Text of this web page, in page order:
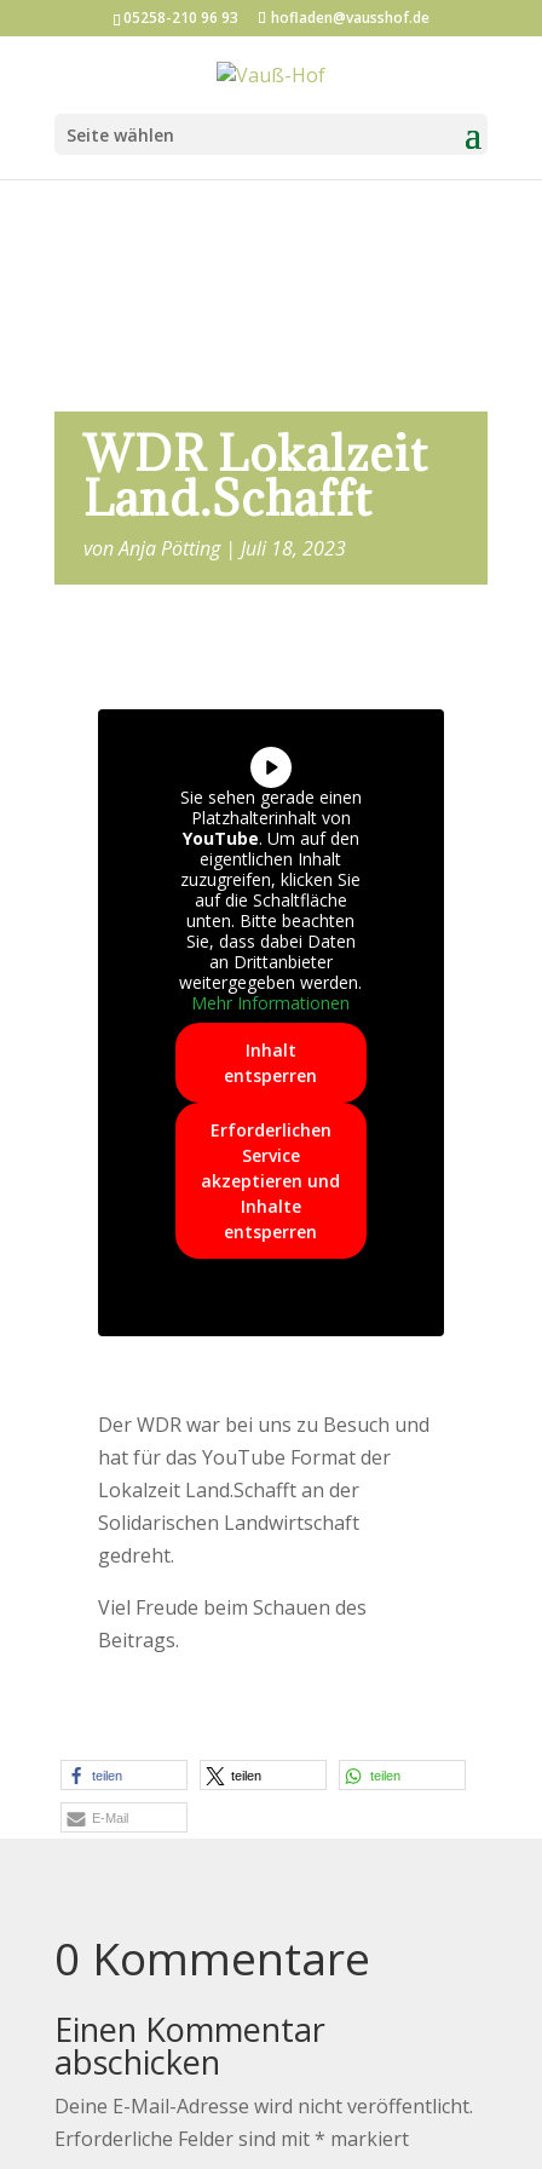
05258-210 96 93 hofladen@vausshof.de
Seite wählen
WDR Lokalzeit
Land.Schafft
vonAnja Pötting Juli 18, 2023
Sie sehen gerade einen
Platzhalterinhalt von
YouTube. Um auf den
eigentlichen Inhalt
zuzugreifen, klicken Sie
auf die Schaltfläche
unten. Bitte beachten
Sie, dass dabei Daten
an Drittanbieter
weitergegeben werden.
Mehr Informationen
Inhalt
entsperren
Erforderlichen
Service
akzeptieren und
Inhalte
entsperren
Der WDR war bei uns zu Besuch und
hat für das YouTube Format der
Lokalzeit Land.Schafft an der
Solidarischen Landwirtschaft
gedreht.
Viel Freude beim Schauen des
Beitrags.
teilen teilen teilen
E-Mail
0 Kommentare
Einen Kommentar
abschicken
Deine E-Mail-Adresse wird nicht veröffentlicht.
Erforderliche Felder sind mit* markiert